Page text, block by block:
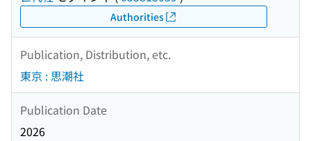
Authorities
Publication, Distribution, etc.
東京 : 思潮社
Publication Date
2026